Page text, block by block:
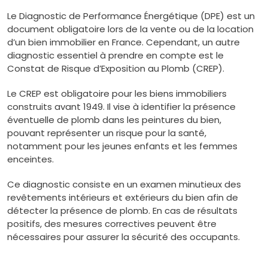
Le Diagnostic de Performance Énergétique (DPE) est un
document obligatoire lors de la vente ou de la location
d’un bien immobilier en France. Cependant, un autre
diagnostic essentiel à prendre en compte est le
Constat de Risque d’Exposition au Plomb (CREP).
Le CREP est obligatoire pour les biens immobiliers
construits avant 1949. Il vise à identifier la présence
éventuelle de plomb dans les peintures du bien,
pouvant représenter un risque pour la santé,
notamment pour les jeunes enfants et les femmes
enceintes.
Ce diagnostic consiste en un examen minutieux des
revêtements intérieurs et extérieurs du bien afin de
détecter la présence de plomb. En cas de résultats
positifs, des mesures correctives peuvent être
nécessaires pour assurer la sécurité des occupants.